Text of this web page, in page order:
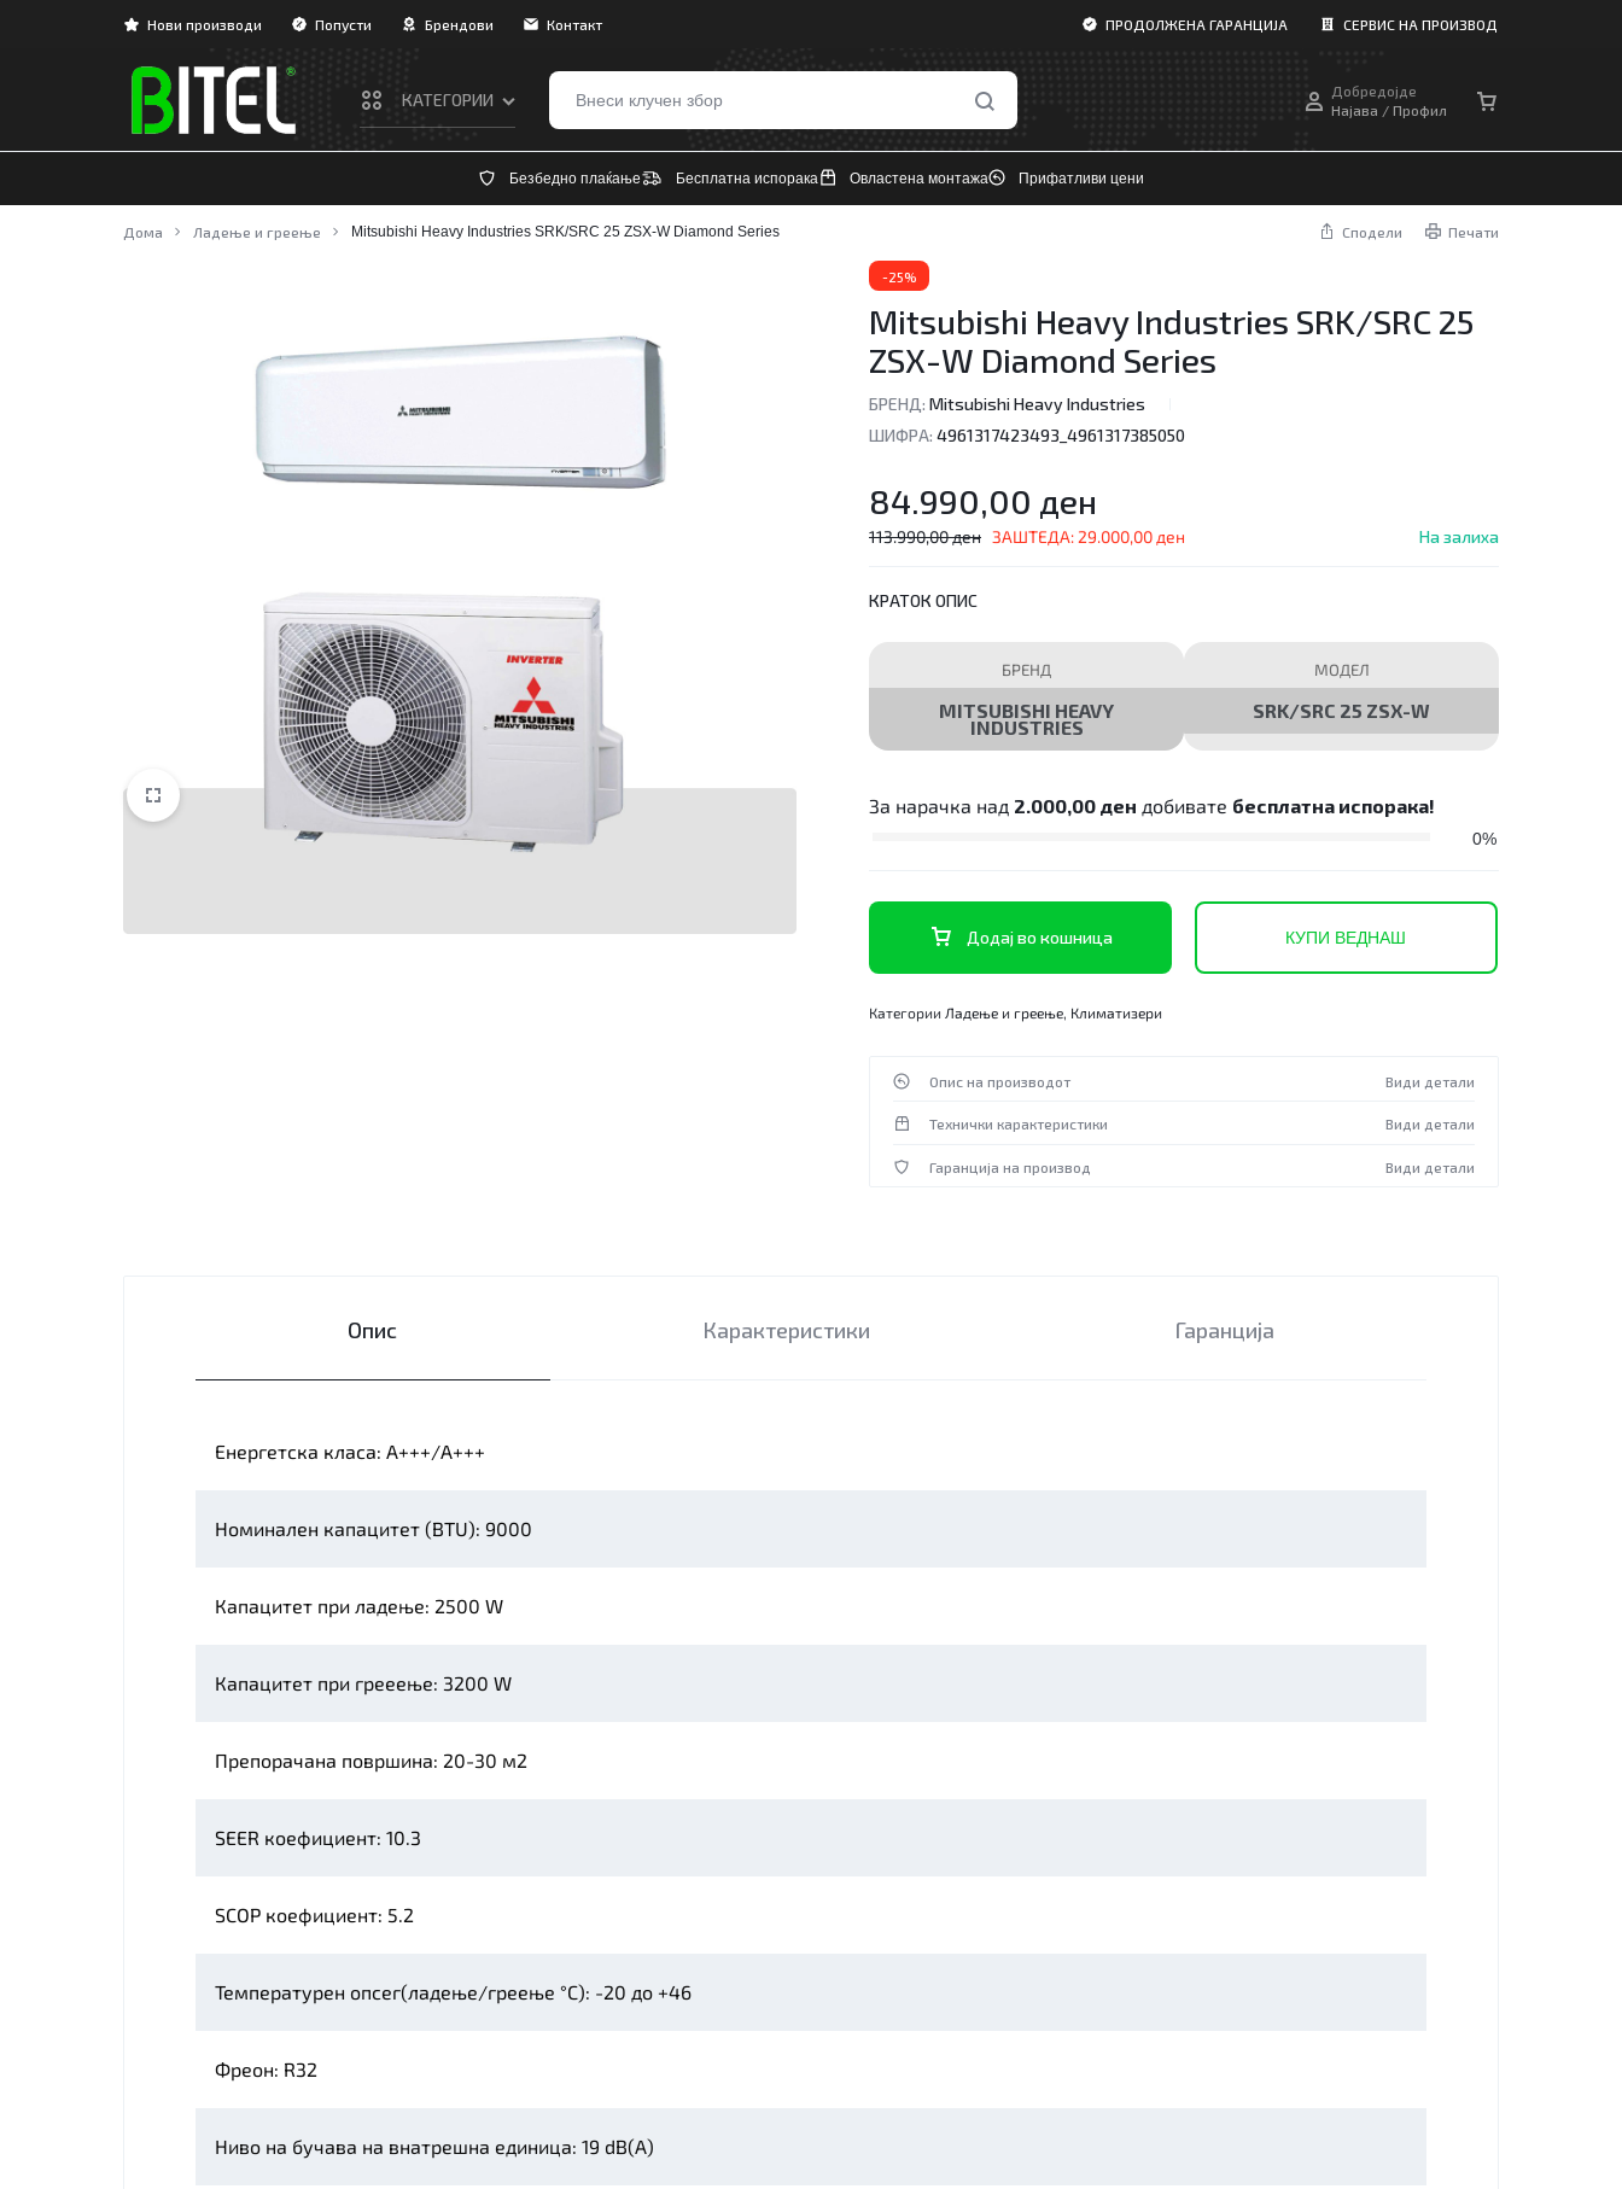
Нови производи Попусти Брендови Контакт ПРОДОЛЖЕНА ГАРАНЦИЈА СЕРВИС НА ПРОИЗВОД
КАТЕГОРИИ
ТВ/АУДИО/ВИДЕО
МАЛИ АПАРАТИ
Добредојде
Најава / Профил
Безбедно плаќање Бесплатна испорака Овластена монтажа Прифатливи цени
Дома Ладење и греење Mitsubishi Heavy Industries SRK/SRC 25 ZSX-W Diamond Series Сподели Печати
-25%
Mitsubishi Heavy Industries SRK/SRC 25
ZSX-W Diamond Series
БРЕНД:Mitsubishi Heavy Industries
ШИФРА:4961317423493_4961317385050
84.990,00 ден
113.990,00ден ЗАШТЕДА: 29.000,00 ден На залиха
КРАТОК ОПИС
БРЕНД
MITSUBISHI HEAVY
INDUSTRIES
МОДЕЛ
SRK/SRC 25 ZSX-W
За нарачка над 2.000,00 ден добивате бесплатна испорака!
0%
Додај во кошница КУПИ ВЕДНАШ
Категории Ладење и греење, Климатизери
Опис на производот Види детали
Технички карактеристики Види детали
Гаранција на производ Види детали
Опис Карактеристики Гаранција
Енергетска класа: А+++/А+++
Номинален капацитет (BTU): 9000
Капацитет при ладење: 2500 W
Капацитет при грееење: 3200 W
Препорачана површина: 20-30 м2
SEER коефициент: 10.3
SCOP коефициент: 5.2
Температурен опсег(ладење/греење °C): -20 до +46
Фреон: R32
Ниво на бучава на внатрешна единица: 19 dB(A)